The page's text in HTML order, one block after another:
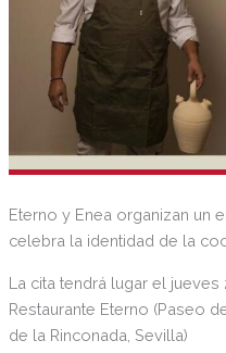
Eterno y Enea organizan un
celebra la identidad de la
La cita tendrá lugar el
Restaurante Eterno (Paseo
de la Rinconada, Sevilla)